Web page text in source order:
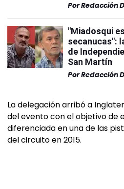
PorRedacción
"Miadosqui
secanucas":
de
San Martín
PorRedacción
La delegación arribó a
del evento con el objetivo de
diferenciada en una de las
del circuito en 2015.